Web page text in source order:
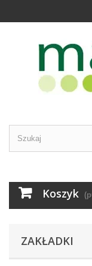
Koszyk
ZAKŁADKI